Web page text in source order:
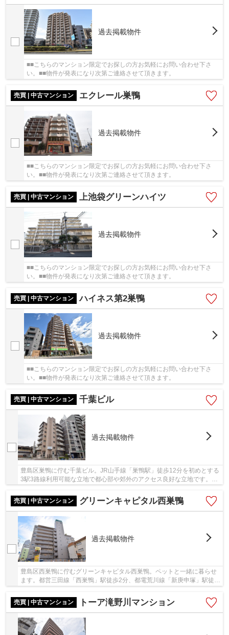
過去掲載物件
■■こちらのマンション限定でお探しの方お気軽にお問い合わせ下さ
い。■■物件が発表になり次第ご連絡させて頂きます。
売買 | 中古マンション エクレール巣鴨
過去掲載物件
■■こちらのマンション限定でお探しの方お気軽にお問い合わせ下さ
い。■■物件が発表になり次第ご連絡させて頂きます。
売買 | 中古マンション 上池袋グリーンハイツ
過去掲載物件
■■こちらのマンション限定でお探しの方お気軽にお問い合わせ下さ
い。■■物件が発表になり次第ご連絡させて頂きます。
売買 | 中古マンション ハイネス第2巣鴨
過去掲載物件
■■こちらのマンション限定でお探しの方お気軽にお問い合わせ下さ
い。■■物件が発表になり次第ご連絡させて頂きます。
売買 | 中古マンション 千葉ビル
過去掲載物件
豊島区巣鴨に佇む千葉ビル。JR山手線「巣鴨駅」徒歩12分を初めとする
3駅3路線利用可能な立地で都心部や郊外のアクセス良好な立地です。近
売買 | 中古マンション
グリーンキャピタル西巣鴨
過去掲載物件
豊島区西巣鴨に佇むグリーンキャピタル西巣鴨。ペットと一緒に暮らせ
ます。都営三田線「西巣鴨」駅徒歩2分、都電荒川線「新庚申塚」駅徒歩
売買 | 中古マンション
トーア滝野川マンション